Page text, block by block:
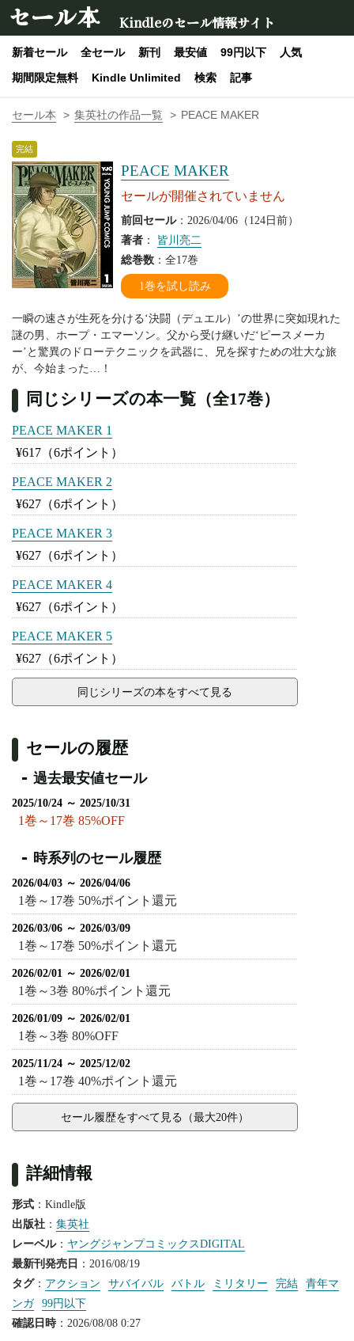
セール本 Kindleのセール情報サイト
新着セール 全セール 新刊 最安値 99円以下
人気
期間限定無料
Kindle Unlimited 検索 記事
セール本 集英社の作品一覧 PEACE MAKER
完結
PEACE MAKER
セールが開催されていません
前回セール：2026/04/06（124日前）
著者 ： 皆川亮二
総巻数 ：全17巻
1巻を試し読み
一瞬の速さが生死を分ける‘決闘（デュエル）’の世界に突如現れた
謎の男、ホープ・エマーソン。父から受け継いだ‘ピースメーカ
ー’と驚異のドローテクニックを武器に、兄を探すための壮大な旅
が、今始まった…！
同じシリーズの本一覧（全17巻）
PEACE MAKER 1
¥617 （6ポイント）
PEACE MAKER 2
¥627 （6ポイント）
PEACE MAKER 3
¥627 （6ポイント）
PEACE MAKER 4
¥627 （6ポイント）
PEACE MAKER 5
¥627 （6ポイント）
同じシリーズの本をすべて見る
セールの履歴
過去最安値セール
2025/10/24 ～ 2025/10/31
1巻～17巻 85%OFF
時系列のセール履歴
2026/04/03 ～ 2026/04/06
1巻～17巻 50%ポイント還元
2026/03/06 ～ 2026/03/09
1巻～17巻 50%ポイント還元
2026/02/01 ～ 2026/02/01
1巻～3巻 80%ポイント還元
2026/01/09 ～ 2026/02/01
1巻～3巻 80%OFF
2025/11/24 ～ 2025/12/02
1巻～17巻 40%ポイント還元
セール履歴をすべて見る（最大20件）
詳細情報
形式 ：Kindle版
出版社 ： 集英社
レーベル： ヤングジャンプコミックスDIGITAL
最新刊発売日 ：2016/08/19
タグ： アクション サバイバル バトル ミリタリー 完結
青年マ
ンガ
99円以下
確認日時：2026/08/08 0:27